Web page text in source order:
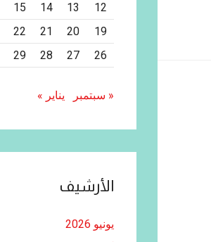
12
13
14
15
19
20
21
22
26
27
28
29
« سبتمبر يناير »
الأرشيف
يونيو 2026